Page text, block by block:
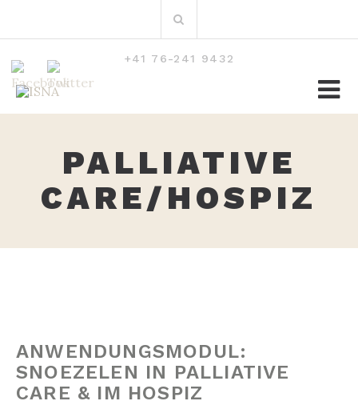
nach:
+41 76-241 9432
PALLIATIVE
CARE/HOSPIZ
ANWENDUNGSMODUL:
SNOEZELEN IN PALLIATIVE
CARE & IM HOSPIZ